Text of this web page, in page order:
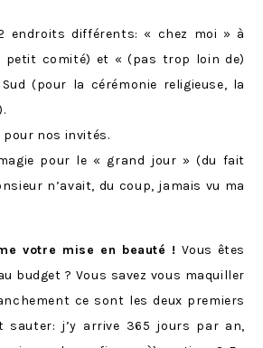
endroits différents: « chez moi » à
petit comité) et « (pas trop loin de)
(pour la cérémonie religieuse, la
nos invités.
pour le « grand jour » (du fait
n’avait, du coup, jamais vu ma
votre mise en beauté ! Vous êtes
budget ? Vous savez vous maquiller
ce sont les deux premiers
sauter: j’y arrive 365 jours par an,